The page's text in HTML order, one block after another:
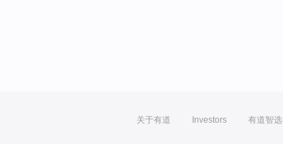
关于有道 Investors 有道智选